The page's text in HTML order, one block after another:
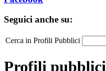
Seguici anche su:
Cerca in Profili Pubblici
Profili pubblici